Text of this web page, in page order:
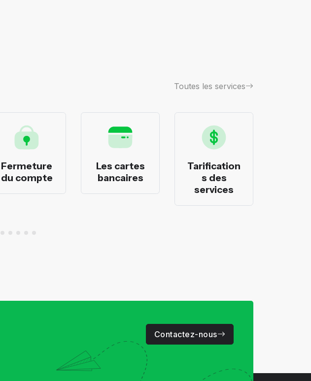
Toutes les services
Fermeture
du compte
Les cartes
bancaires
Tarification
s des
services
Contactez-nous